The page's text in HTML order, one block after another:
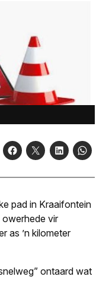
pad in Kraaifontein
owerhede vir
as ’n kilometer
ontaard wat